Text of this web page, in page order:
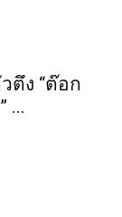
ตึง “ต๊อก
...